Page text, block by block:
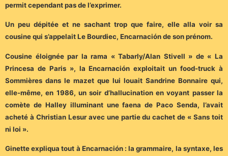
permit cependant pas de l’exprimer.
Un peu dépitée et ne sachant trop que faire, elle alla voir sa
cousine qui s’appelait Le Bourdiec, Encarnación de son prénom.
Cousine éloignée par la rama « Tabarly/Alan Stivell » de « La
Princesa de Paris », la Encarnación exploitait un food-truck à
Sommières dans le mazet que lui louait Sandrine Bonnaire qui,
elle-même, en 1986, un soir d’hallucination en voyant passer la
comète de Halley illuminant une faena de Paco Senda, l’avait
acheté à Christian Lesur avec une partie du cachet de « Sans toit
ni loi ».
Ginette expliqua tout à Encarnación : la grammaire, la syntaxe, les